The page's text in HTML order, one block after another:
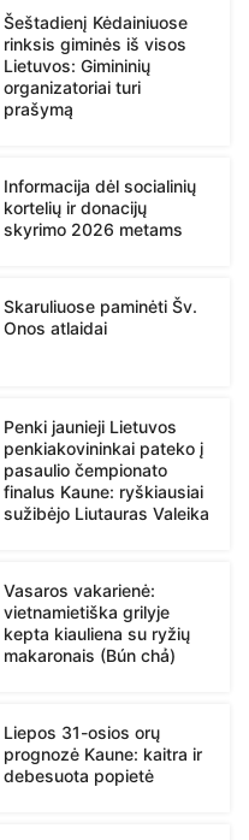
Šeštadienį Kėdainiuose
rinksis giminės iš visos
Lietuvos: Gimininių
organizatoriai turi
prašymą
Informacija dėl socialinių
kortelių ir donacijų
skyrimo 2026 metams
Skaruliuose paminėti Šv.
Onos atlaidai
Penki jaunieji Lietuvos
penkiakovininkai pateko į
pasaulio čempionato
finalus Kaune: ryškiausiai
sužibėjo Liutauras Valeika
Vasaros vakarienė:
vietnamietiška grilyje
kepta kiauliena su ryžių
makaronais (Bún chả)
Liepos 31-osios orų
prognozė Kaune: kaitra ir
debesuota popietė